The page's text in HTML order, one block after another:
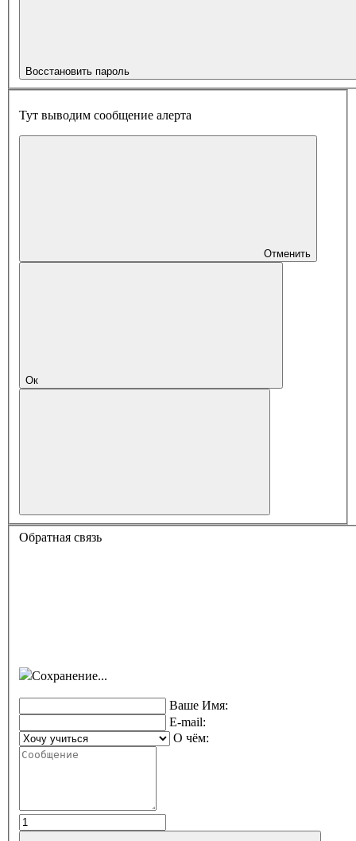
Восстановить пароль
Тут выводим сообщение алерта
Отменить
Ок
Обратная связь
Сохранение...
Ваше Имя:
E-mail:
О чём: